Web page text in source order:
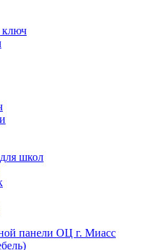
ключ
школ
панели ОЦ г. Миасс